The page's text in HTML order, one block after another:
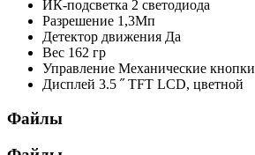
ИК-подсветка 2 светодиода
Разрешение 1,3Мп
Детектор движения Да
Вес 162 гр
Управление Механические кнопки
Дисплей 3.5 ˝ TFT LCD, цветной
Файлы